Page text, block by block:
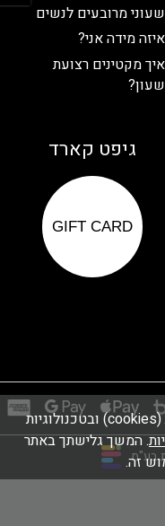
שעוני מרובעים לנשים
איזה מידה אני?
איך מקטינים רצועת
שעון?
גיפט קארד
GIFT CARD
בע"מ
באתר זה נעשה שימוש בקבצי עוגיות (cookies) ובטכנולוגיות
. המשך גלישתך באתר
זה.